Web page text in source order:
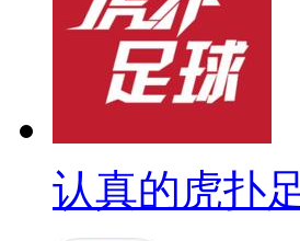
认真的虎扑